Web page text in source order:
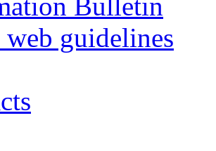
guidelines